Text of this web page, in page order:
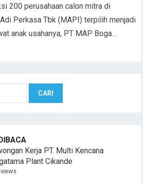
200 perusahaan calon mitra di
Perkasa Tbk (MAPI) terpilih menjadi
anak usahanya, PT MAP Boga…
Kerja PT. Multi Kencana
Plant Cikande